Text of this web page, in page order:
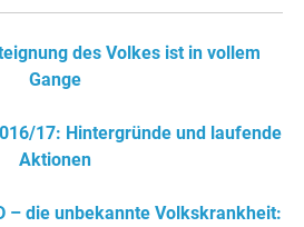
des Volkes ist in vollem
Gange
17: Hintergründe und laufende
Aktionen
– die unbekannte Volkskrankheit: